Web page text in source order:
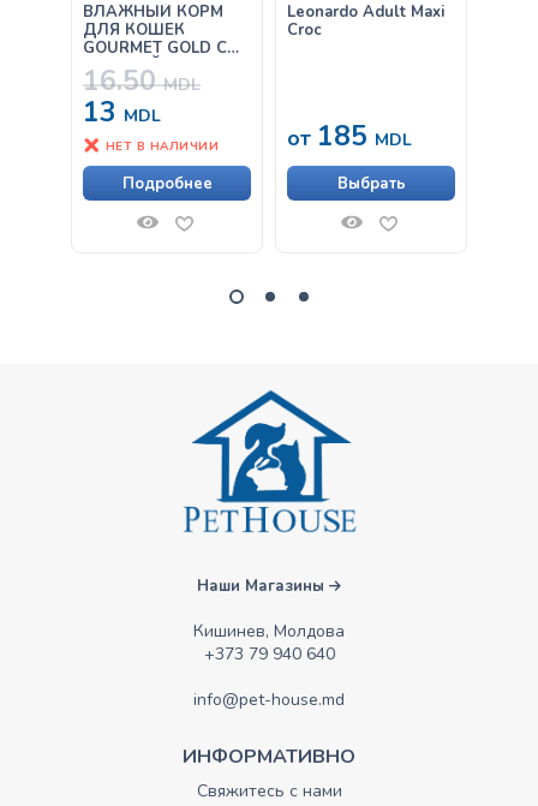
ВЛАЖНЫЙ КОРМ
ДЛЯ КОШЕК
GOURMET GOLD С
КУРИЦЕЙ И
ЛОСОСЕМ В СОУСЕ
85Г
16.50MDL
13 MDL
НЕТ В НАЛИЧИИ
Подробнее
Leonardo Adult Maxi
Croc
от 185 MDL
Выбрать
Наши Магазины
Кишинев, Молдова
+373 79 940 640
info@pet-house.md
ИНФОРМАТИВНО
Свяжитесь с нами